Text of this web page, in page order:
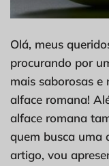
Olá, meus
procurando por
mais saborosas e
alface romana!
alface romana
quem busca uma
artigo, vou